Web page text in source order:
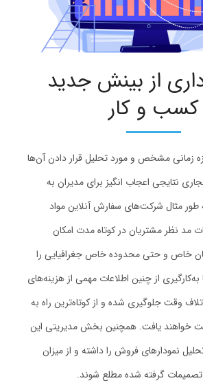
از بینش جدید
کسب و کار
زمانی مشخص و مورد تحلیل قرار دادن آن‌ها
نتایجی اعجاب انگیز برای مدیران به
مثال شرکت‌های سفارش آنلاین مواد
مد نظر مشتریان در کوتاه مدت امکان
خاص و حتی محدوده خاص جغرافیایی را
از چنین اطلاعات مهمی از هزینه‌های
اتلاف وقت جلوگیری شده و از کوتاه‌ترین راه به
خواهند یافت. همچنین بخش مدیریتی این
نمودارهای فروش را داشته و از میزان
گرفته شده مطلع شوند.